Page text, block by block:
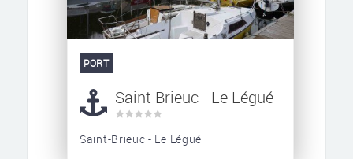
PORT
Saint Brieuc - Le Légué
Saint-Brieuc - Le Légué